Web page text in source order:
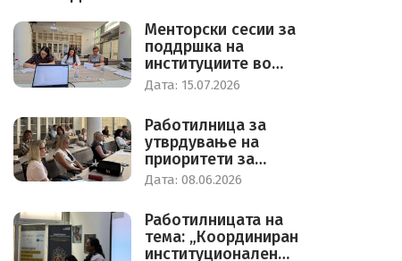
Mенторски сесии за
поддршка на
институциите во
процесот на
родово одговорно
буџетирање
Дата: 15.07.2026
Работилница за
утврдување на
приоритети за
економија на грижа
во Северна
Македонија
Дата: 08.06.2026
Работилницата на
тема: „Координиран
институционален